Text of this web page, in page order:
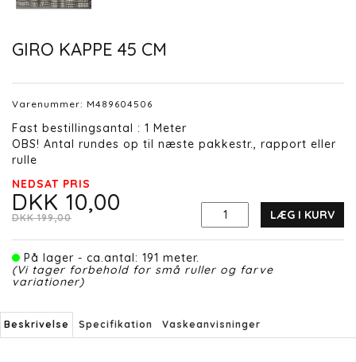
GIRO KAPPE 45 CM
Varenummer: M489604506
Fast bestillingsantal : 1 Meter
OBS! Antal rundes op til næste pakkestr., rapport eller
rulle
NEDSAT PRIS
DKK 10,00
DKK 199,00 LÆG I KURV
På lager - ca.antal: 191 meter.
(Vi tager forbehold for små ruller og farve
variationer)
Beskrivelse Specifikation Vaskeanvisninger